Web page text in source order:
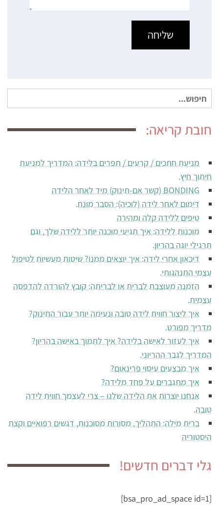
חיפוש
עבור:
חובת קריאה:
מניעת חתכים / קרעים / תפרים בלידה: המדריך למניעת
חיתוך חיץ.
BONDING (קשר אם-תינוק) מיד לאחר הלידה
דימום לאחר לידה (לוכיה): הסבר מונח.
טיפים ללידה קלה ומהירה
מוכנות ללידה: איך תגיעי מוכנה יותר ללידה שלך, וגם
תרגילי יוגה בהריון.
דיכאון אחרי לידה: איך יוצאים ממנו? שיטות מעשיות לטיפול
עצמי התנהגותי.
הזמנה מעוצבת לברית או לבריתה: קובץ להורדה להדפסה
עצמית.
איך ליצור חווית לידה טובה ונעימה יותר עבור התינוק?
מדריך מפורט.
איך לעזור לאישה בלידה? איך לתמוך באישה בהריון?
המדריך לגבר ההריוני.
איך מבצעים עיסוי פרינאום?
איך מתגברים על פחד מלידה?
אנחנו יוצרות את הלידה שלנו – צרי לעצמך חווית לידה
טובה.
ברית מילה: התהליך, מסורות מסוכנות, דגשים רפואיים וקצת
היסטוריה
גלי דברים חדשים!
[bsa_pro_ad_space id=1]